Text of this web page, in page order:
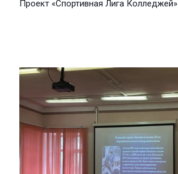
Проект «Спортивная Лига Колледжей»